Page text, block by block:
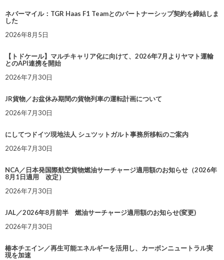
ネバーマイル：TGR Haas F1 Teamとのパートナーシップ契約を締結しま
した
2026年8月5日
【トドケール】マルチキャリア化に向けて、2026年7月よりヤマト運輸
とのAPI連携を開始
2026年7月30日
JR貨物／お盆休み期間の貨物列車の運転計画について
2026年7月30日
にしてつドイツ現地法人 シュツットガルト事務所移転のご案内
2026年7月30日
NCA／日本発国際航空貨物燃油サーチャージ適用額のお知らせ（2026年
8月1日適用 改定）
2026年7月30日
JAL／2026年8月前半 燃油サーチャージ適用額のお知らせ(変更)
2026年7月30日
椿本チエイン／再生可能エネルギーを活用し、カーボンニュートラル実
現を加速